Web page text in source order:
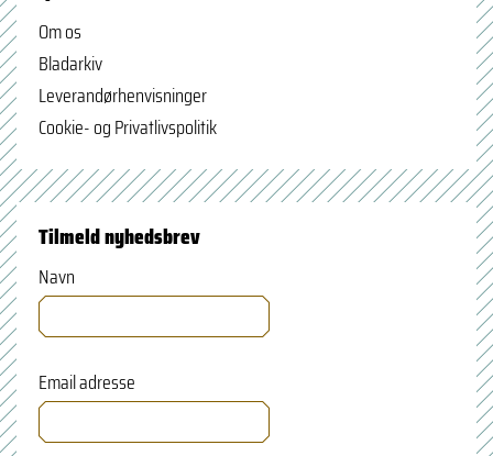
Om os
Bladarkiv
Leverandørhenvisninger
Cookie- og Privatlivspolitik
Tilmeld nyhedsbrev
Navn
Email adresse